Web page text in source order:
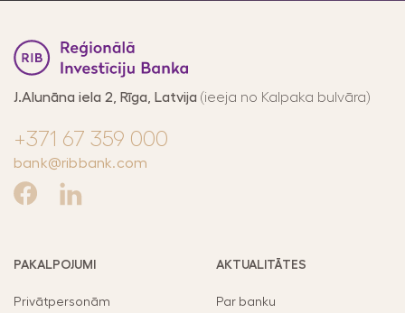
J.Alunāna iela 2, Rīga, Latvija (ieeja no Kalpaka bulvāra)
+371 67 359 000
bank@ribbank.com
PAKALPOJUMI
Privātpersonām
AKTUALITĀTES
Par banku